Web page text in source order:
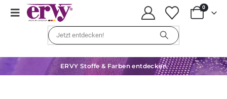
0
ERVY Stoffe & Farben entdecken